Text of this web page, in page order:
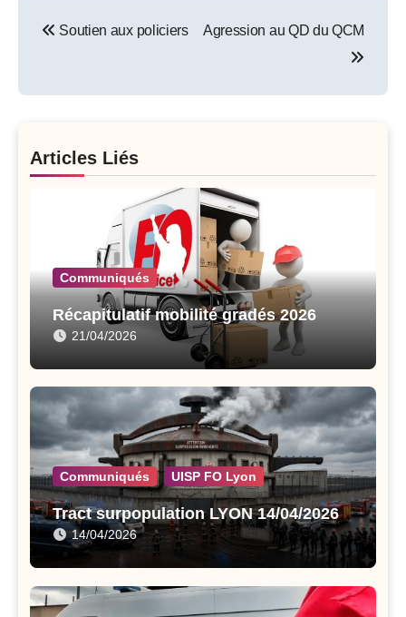
navigation
Soutien aux policiers Agression au QD du QCM
Articles Liés
Communiqués
Récapitulatif mobilité gradés 2026
21/04/2026
Communiqués UISP FO Lyon
Tract surpopulation LYON 14/04/2026
14/04/2026